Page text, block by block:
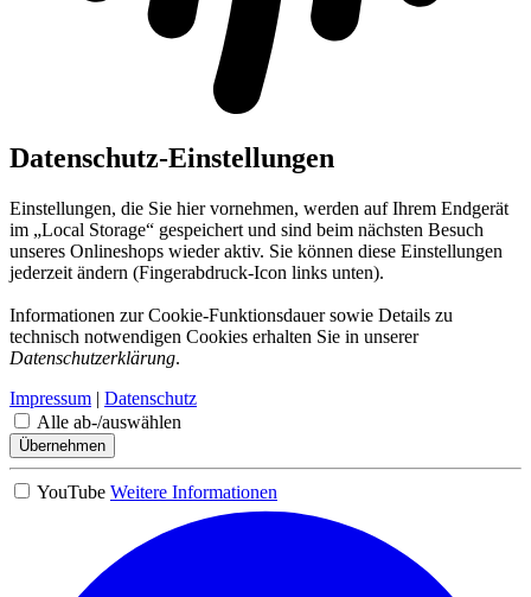
Datenschutz-Einstellungen
Einstellungen, die Sie hier vornehmen, werden auf Ihrem Endgerät
im „Local Storage“ gespeichert und sind beim nächsten Besuch
unseres Onlineshops wieder aktiv. Sie können diese Einstellungen
jederzeit ändern (Fingerabdruck-Icon links unten).
Informationen zur Cookie-Funktionsdauer sowie Details zu
technisch notwendigen Cookies erhalten Sie in unserer
Datenschutzerklärung.
Impressum | Datenschutz
Alle ab-/auswählen
Übernehmen
YouTube Weitere Informationen